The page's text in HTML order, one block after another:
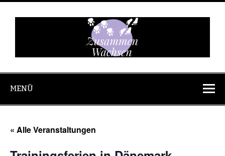
Zum
springen
Wachsen
MENÜ
« Alle Veranstaltungen